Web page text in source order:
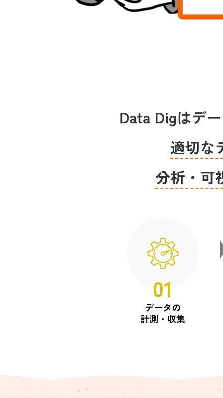
Data Digはデ
適切な
分析・可
01
データの
計測・収集